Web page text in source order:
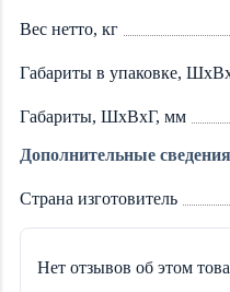
Вес нетто, кг
Габариты в упаковке,
Габариты, ШxВxГ, мм
Дополнительные сведения
Страна изготовитель
Нет отзывов об этом